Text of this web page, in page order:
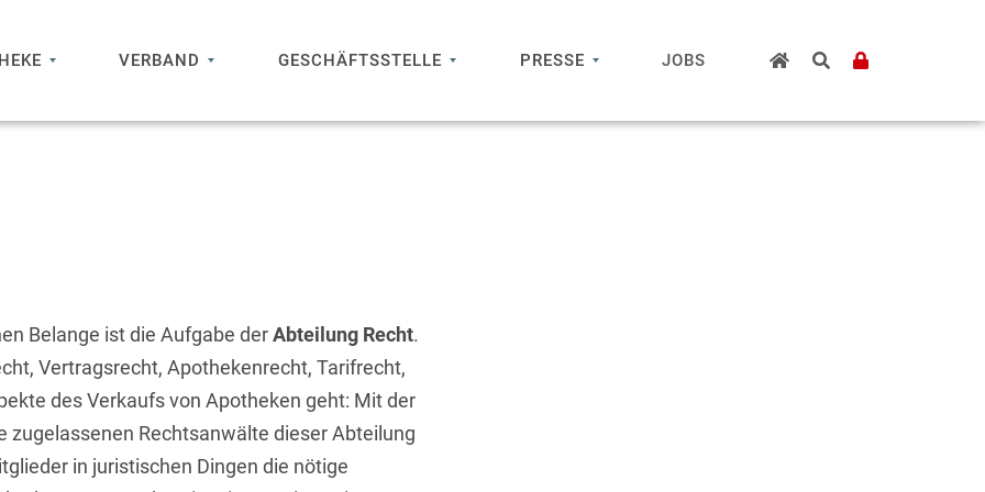
VERBAND GESCHÄFTSSTELLE PRESSE JOBS
Belange ist die Aufgabe derAbteilung Recht.
Vertragsrecht, Apothekenrecht, Tarifrecht,
des Verkaufs von Apotheken geht: Mit der
Rechtsanwälte dieser Abteilung
in juristischen Dingen die nötige